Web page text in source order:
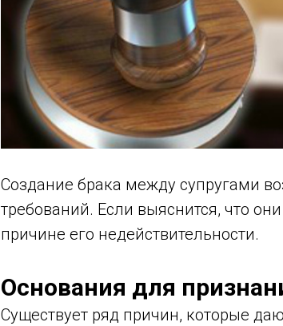
Создание брака между супругами
требований. Если выяснится, что
причине его недействительности.
Основания для
Существует ряд причин, которые